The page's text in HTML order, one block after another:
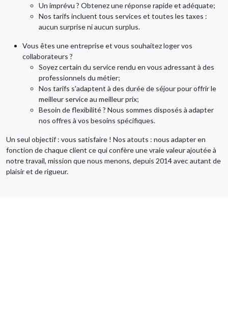
Un imprévu ? Obtenez une réponse rapide et adéquate;
Nos tarifs incluent tous services et toutes les taxes :
aucun surprise ni aucun surplus.
Vous êtes une entreprise et vous souhaitez loger vos
collaborateurs ?
Soyez certain du service rendu en vous adressant à des
professionnels du métier;
Nos tarifs s'adaptent à des durée de séjour pour offrir le
meilleur service au meilleur prix;
Besoin de flexibilité ? Nous sommes disposés à adapter
nos offres à vos besoins spécifiques.
Un seul objectif : vous satisfaire ! Nos atouts : nous adapter en
fonction de chaque client ce qui confère une vraie valeur ajoutée à
notre travail, mission que nous menons, depuis 2014 avec autant de
plaisir et de rigueur.